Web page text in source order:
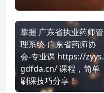
掌握 广东省执业药师管
理系统-广东省药师协
会-专业课 https://zyys.
gdfda.cn/ 课程，简单
刷课技巧分享！